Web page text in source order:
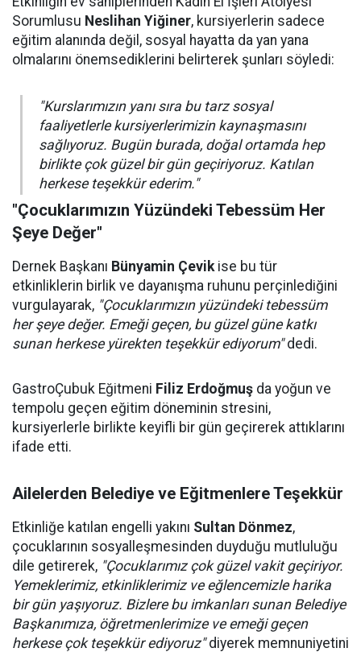
Sorumlusu Neslihan Yiğiner, kursiyerlerin sadece
eğitim alanında değil, sosyal hayatta da yan yana
olmalarını önemsediklerini belirterek şunları söyledi:
"Kurslarımızın yanı sıra bu tarz sosyal
faaliyetlerle kursiyerlerimizin kaynaşmasını
sağlıyoruz. Bugün burada, doğal ortamda hep
birlikte çok güzel bir gün geçiriyoruz. Katılan
herkese teşekkür ederim."
"Çocuklarımızın Yüzündeki Tebessüm Her
Şeye Değer"
Dernek Başkanı Bünyamin Çevikise bu tür
etkinliklerin birlik ve dayanışma ruhunu perçinlediğini
vurgulayarak, "Çocuklarımızın yüzündeki tebessüm
her şeye değer. Emeği geçen, bu güzel güne katkı
sunan herkese yürekten teşekkür ediyorum"dedi.
GastroÇubuk Eğitmeni Filiz Erdoğmuş da yoğun ve
tempolu geçen eğitim döneminin stresini,
kursiyerlerle birlikte keyifli bir gün geçirerek attıklarını
ifade etti.
Ailelerden Belediye ve Eğitmenlere Teşekkür
Etkinliğe katılan engelli yakını Sultan Dönmez,
çocuklarının sosyalleşmesinden duyduğu mutluluğu
dile getirerek, "Çocuklarımız çok güzel vakit geçiriyor.
Yemeklerimiz, etkinliklerimiz ve eğlencemizle harika
bir gün yaşıyoruz. Bizlere bu imkanları sunan Belediye
Başkanımıza, öğretmenlerimize ve emeği geçen
herkese çok teşekkür ediyoruz"diyerek memnuniyetini